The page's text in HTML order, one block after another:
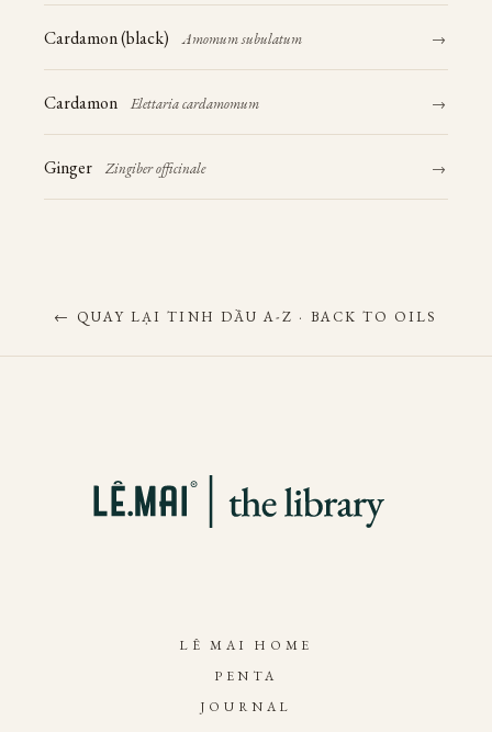
Cardamon (black) Amomum subulatum →
Cardamon Elettaria cardamomum →
Ginger Zingiber officinale →
← QUAY LẠI TINH DẦU A-Z · BACK TO OILS
LÊ MAI HOME
PENTA
JOURNAL